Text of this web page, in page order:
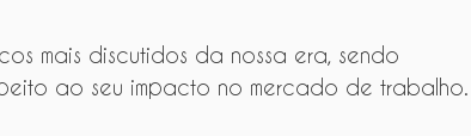
mais discutidos da nossa era, sendo
ao seu impacto no mercado de trabalho.